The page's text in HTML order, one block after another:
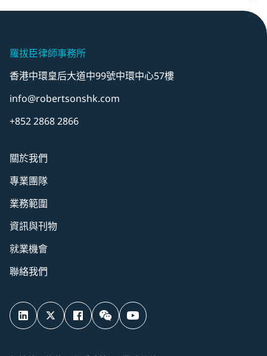
關於我們
專業團隊
業務範圍
資訊與刊物
就業機會
聯絡我們
羅拔臣律師事務所
香港中環皇后大道中99號中環中心57樓
info@robertsonshk.com
+852 2868 2866